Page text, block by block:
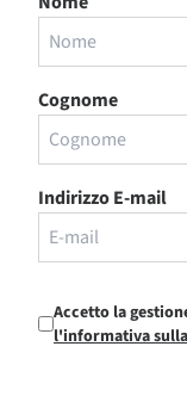
Cognome
Indirizzo E-mail
Accetto la
l'informativa